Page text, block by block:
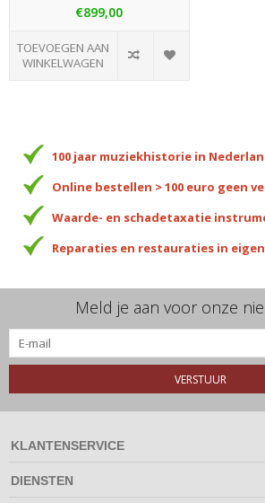
€899,00
TOEVOEGEN AAN
WINKELWAGEN
100 jaar muziekhistorie in
Online bestellen > 100 euro geen
Waarde- en schadetaxatie
Reparaties en restauraties in
Meld je aan voor onze
VERSTUUR
KLANTENSERVICE
DIENSTEN